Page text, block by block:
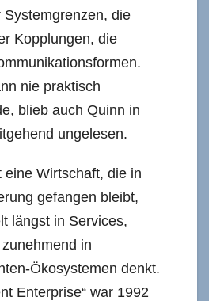
die
Kopplungen, die
nie praktisch
blieb auch Quinn in
ungelesen.
eine Wirtschaft, die in
gefangen bleibt,
längst in Services,
in
Ökosystemen denkt.
Enterprise“ war 1992